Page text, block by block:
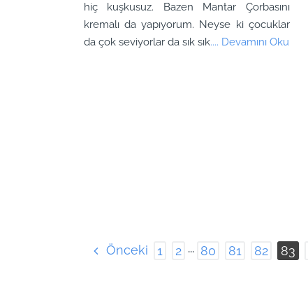
hiç kuşkusuz. Bazen Mantar Çorbasını
kremalı da yapıyorum. Neyse ki çocuklar
da çok seviyorlar da sık sık.... Devamını Oku
Önceki 1 2 ··· 80 81 82 83